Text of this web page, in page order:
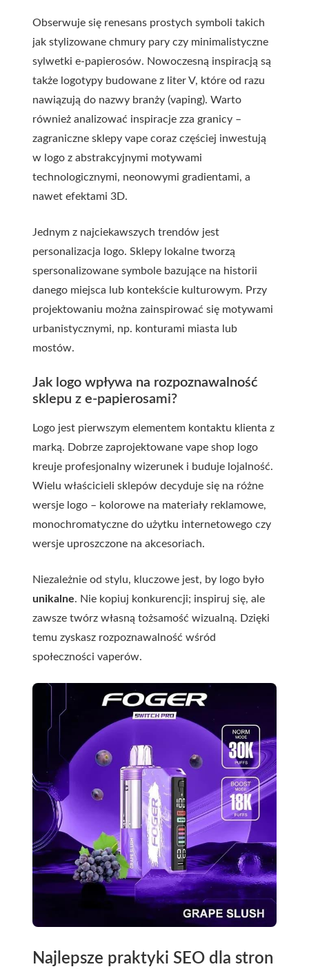
Obserwuje się renesans prostych symboli takich
jak stylizowane chmury pary czy minimalistyczne
sylwetki e-papierosów. Nowoczesną inspiracją są
także logotypy budowane z liter V, które od razu
nawiązują do nazwy branży (vaping). Warto
również analizować inspiracje zza granicy –
zagraniczne sklepy vape coraz częściej inwestują
w logo z abstrakcyjnymi motywami
technologicznymi, neonowymi gradientami, a
nawet efektami 3D.
Jednym z najciekawszych trendów jest
personalizacja logo. Sklepy lokalne tworzą
spersonalizowane symbole bazujące na historii
danego miejsca lub kontekście kulturowym. Przy
projektowaniu można zainspirować się motywami
urbanistycznymi, np. konturami miasta lub
mostów.
Jak logo wpływa na rozpoznawalność
sklepu z e-papierosami?
Logo jest pierwszym elementem kontaktu klienta z
marką. Dobrze zaprojektowane vape shop logo
kreuje profesjonalny wizerunek i buduje lojalność.
Wielu właścicieli sklepów decyduje się na różne
wersje logo – kolorowe na materiały reklamowe,
monochromatyczne do użytku internetowego czy
wersje uproszczone na akcesoriach.
Niezależnie od stylu, kluczowe jest, by logo było
unikalne. Nie kopiuj konkurencji; inspiruj się, ale
zawsze twórz własną tożsamość wizualną. Dzięki
temu zyskasz rozpoznawalność wśród
społeczności vaperów.
Najlepsze praktyki SEO dla stron